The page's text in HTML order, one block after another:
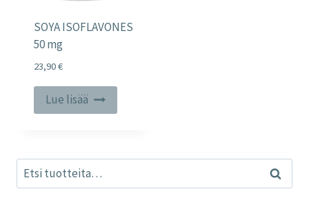
SOYA ISOFLAVONES
50 mg
23,90€
Lue lisää
Etsi: Haku